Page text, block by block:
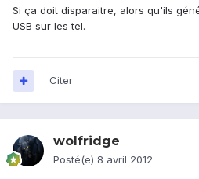
Si ça doit disparaitre, alors qu'ils
USB sur les tel.
Citer
wolfridge
Posté(e) 8 avril 2012